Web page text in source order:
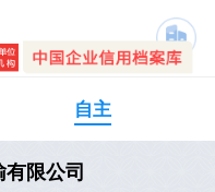
自主
限公司